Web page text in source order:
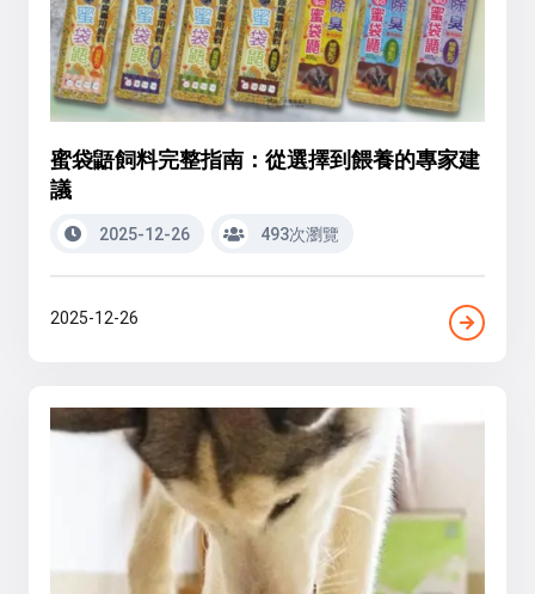
蜜袋鼯飼料完整指南：從選擇到餵養的專家建
議
2025-12-26 493次瀏覽
2025-12-26